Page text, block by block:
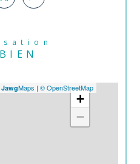
+
−
JawgMaps | © OpenStreetMap